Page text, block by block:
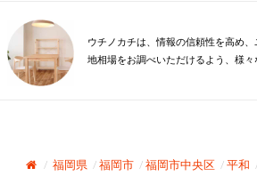
ウチノカチは、情報の信頼性を高め
地相場をお調べいただけるよう、様々
福岡県 福岡市 福岡市中央区 平和